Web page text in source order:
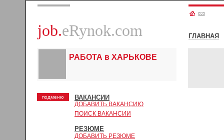
job.eRynok.com ГЛАВНАЯ
РАБОТА в ХАРЬКОВЕ
подменю ВАКАНСИИ
ДОБАВИТЬ ВАКАНСИЮ
ПОИСК ВАКАНСИИ
РЕЗЮМЕ
ДОБАВИТЬ РЕЗЮМЕ